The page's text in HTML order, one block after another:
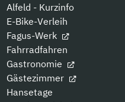
Alfeld - Kurzinfo
E-Bike-Verleih
Fagus-Werk
Fahrradfahren
Gastronomie
Gästezimmer
Hansetage